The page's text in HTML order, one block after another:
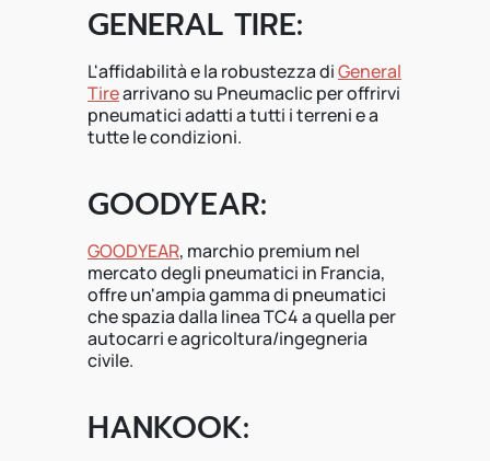
GENERAL TIRE:
L'affidabilità e la robustezza diGeneral
Tirearrivano su Pneumaclic per offrirvi
pneumatici adatti a tutti i terreni e a
tutte le condizioni.
GOODYEAR:
GOODYEAR, marchio premium nel
mercato degli pneumatici in Francia,
offre un'ampia gamma di pneumatici
che spazia dalla linea TC4 a quella per
autocarri e agricoltura/ingegneria
civile.
HANKOOK: